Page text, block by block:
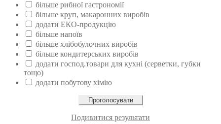
більше рибної гастрономії
більше круп, макаронних виробів
додати ЕКО-продукцію
більше напоїв
більше хлібобулочних виробів
більше кондитерських виробів
додати господ.товари для кухні (серветки, губки
тощо)
додати побутову хімію
Подивитися результати